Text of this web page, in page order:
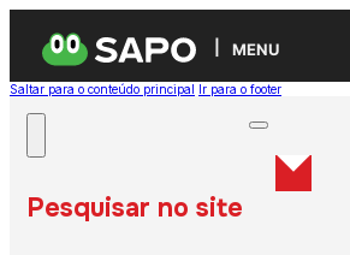
MENU
Saltar para o conteúdo principal Ir para o footer
Pesquisar no site